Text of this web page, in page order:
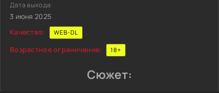
Дата выхода:
3 июня 2025
Качество:
WEB-DL
Возрастное ограничение: 18+
Сюжет: